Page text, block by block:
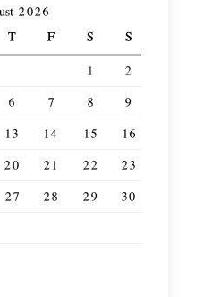
2026
T F S
S
1
2
6 7 8
9
13 14 15
16
20 21 22
23
27 28 29
30